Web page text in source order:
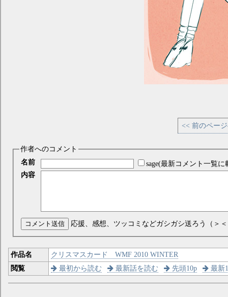
<< 前のペー
作者へのコメント
名前
sage(最新コメント一覧に
内容
コメント送信 応援、感想、ツッコミなどガシガシ送ろう（＞
作品名
クリスマスカード WMF 2010 WINTER
閲覧
最初から読む 最新話を読む 先頭10p 最新